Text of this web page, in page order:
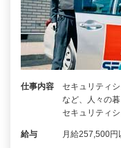
仕事内容
セキュリティ
など、人々の
セキュリティ
給与 月給257,500円